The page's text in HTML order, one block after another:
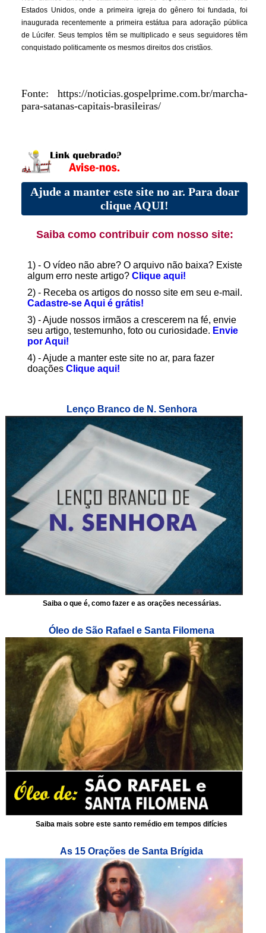
Estados Unidos, onde a primeira igreja do gênero foi fundada, foi
inaugurada recentemente a primeira estátua para adoração pública
de Lúcifer. Seus templos têm se multiplicado e seus seguidores têm
conquistado politicamente os mesmos direitos dos cristãos.
Fonte: https://noticias.gospelprime.com.br/marcha-
para-satanas-capitais-brasileiras/
Ajude a manter este site no ar. Para doar
clique AQUI!
Saiba como contribuir com nosso site:
1) - O vídeo não abre? O arquivo não baixa? Existe
algum erro neste artigo? Clique aqui!
2) - Receba os artigos do nosso site em seu e-mail.
Cadastre-se Aqui é grátis!
3) - Ajude nossos irmãos a crescerem na fé, envie
seu artigo, testemunho, foto ou curiosidade. Envie
por Aqui!
4) - Ajude a manter este site no ar, para fazer
doações Clique aqui!
Lenço Branco de N. Senhora
Saiba o que é, como fazer e as orações necessárias.
Óleo de São Rafael e Santa Filomena
Saiba mais sobre este santo remédio em tempos difícies
As 15 Orações de Santa Brígida